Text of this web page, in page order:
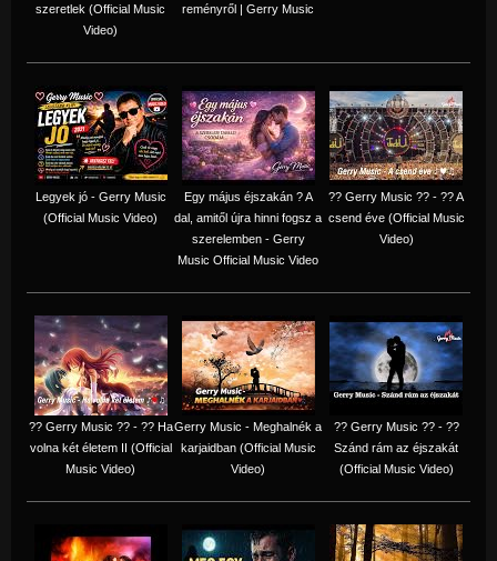
szeretlek (Official Music
Video)
reményről | Gerry Music
Legyek jó - Gerry Music
(Official Music Video)
Egy május éjszakán ? A
dal, amitől újra hinni fogsz a
szerelemben - Gerry
Music Official Music Video
?? Gerry Music ?? - ?? A
csend éve (Official Music
Video)
?? Gerry Music ?? - ?? Ha
volna két életem II (Official
Music Video)
Gerry Music - Meghalnék a
karjaidban (Official Music
Video)
?? Gerry Music ?? - ??
Szánd rám az éjszakát
(Official Music Video)